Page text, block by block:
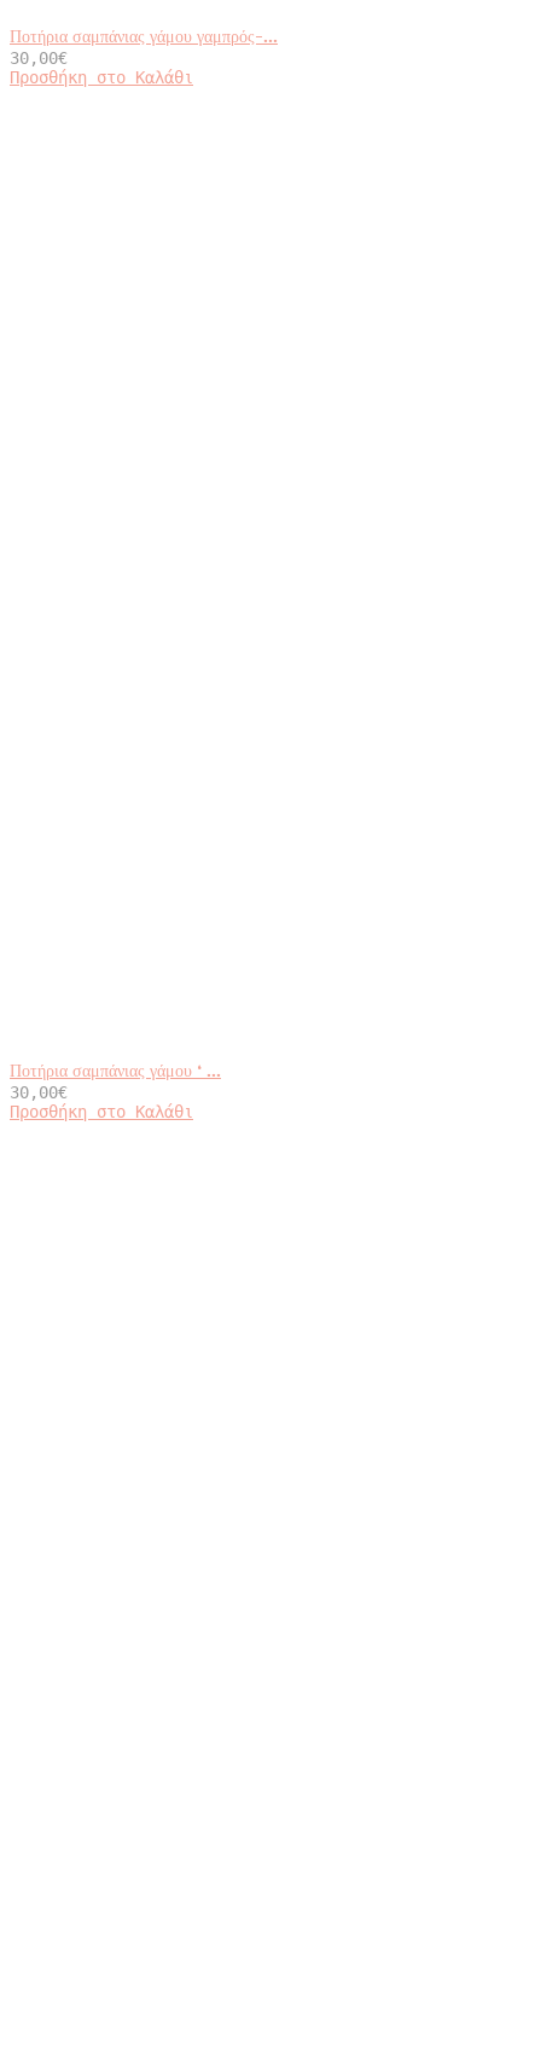
Ποτήρια σαμπάνιας γάμου γαμπρός-...
30,00€
Προσθήκη στο Καλάθι
Ποτήρια σαμπάνιας γάμου ‘ ...
30,00€
Προσθήκη στο Καλάθι